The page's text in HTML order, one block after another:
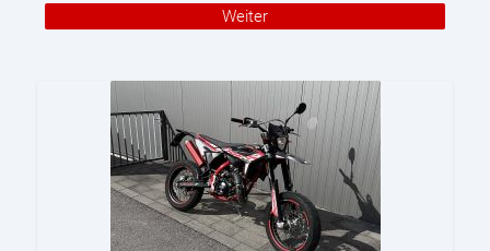
Weiter